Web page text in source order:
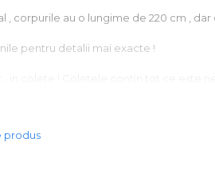
, corpurile au o lungime de 220 cm ,
pentru detalii mai exacte !
nu sunt incluse in pret sunt doar
produs